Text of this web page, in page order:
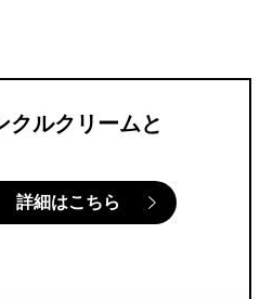
クルクリームと
詳細はこちら